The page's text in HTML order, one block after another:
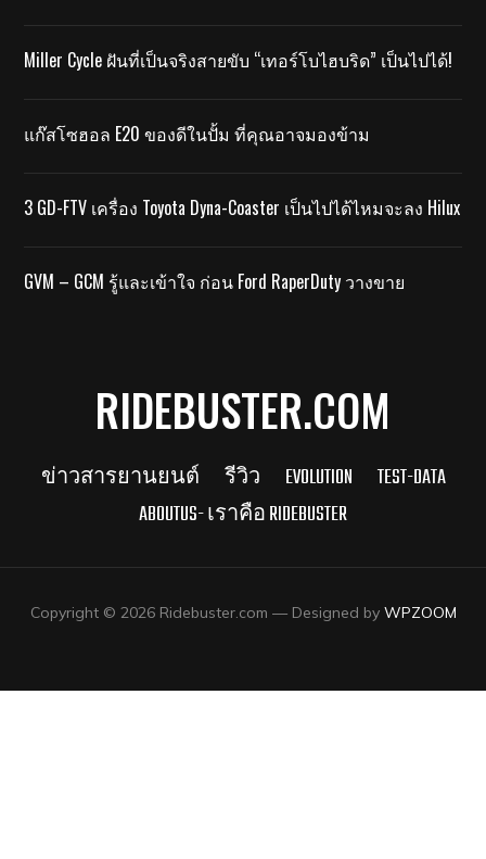
Miller Cycle ฝันที่เป็นจริงสายขับ “เทอร์โบไฮบริด” เป็นไปได้!
แก๊สโซฮอล E20 ของดีในปั้ม ที่คุณอาจมองข้าม
3 GD-FTV เครื่อง Toyota Dyna-Coaster เป็นไปได้ไหมจะลง Hilux
GVM – GCM รู้และเข้าใจ ก่อน Ford RaperDuty วางขาย
RIDEBUSTER.COM
ข่าวสารยานยนต์ รีวิว EVOLUTION
TEST-DATA
ABOUTUS- เราคือ RIDEBUSTER
Copyright © 2026 Ridebuster.com — Designed by WPZOOM